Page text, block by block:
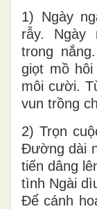
1) Ngày
rẫy. Ngày
trong
giọt mồ
môi cười.
vun trồng
2) Trọn
Đường dài
tiến dâng
tình Ngài
Để cánh